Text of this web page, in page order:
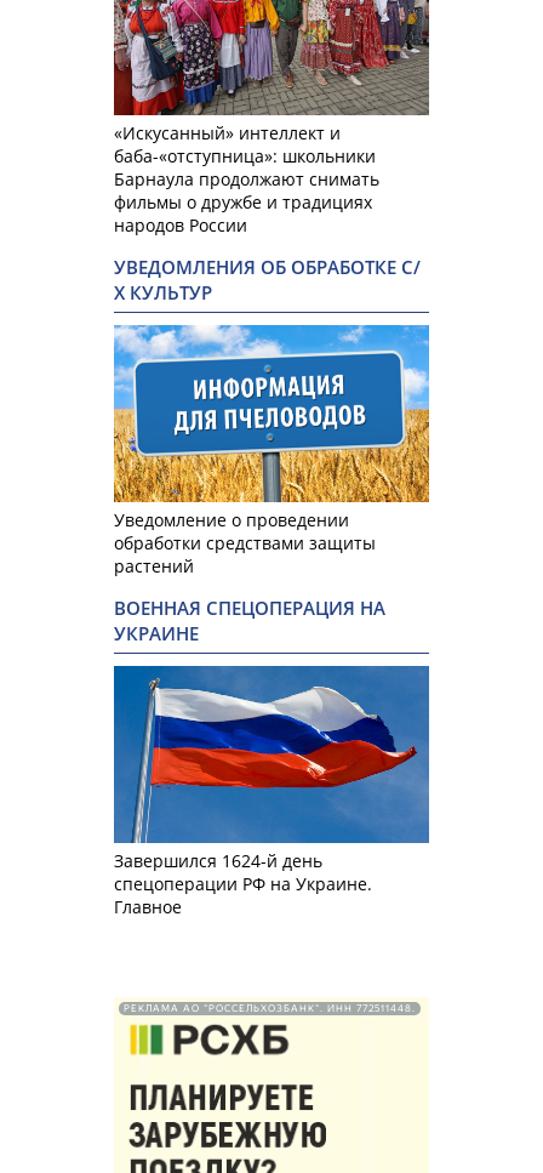
«Искусанный» интеллект и
баба-«отступница»: школьники
Барнаула продолжают снимать
фильмы о дружбе и традициях
народов России
УВЕДОМЛЕНИЯ ОБ ОБРАБОТКЕ С/
Х КУЛЬТУР
Уведомление о проведении
обработки средствами защиты
растений
ВОЕННАЯ СПЕЦОПЕРАЦИЯ НА
УКРАИНЕ
Завершился 1624-й день
спецоперации РФ на Украине.
Главное
РЕКЛАМА АО "РОССЕЛЬХОЗБАНК". ИНН 772511448.